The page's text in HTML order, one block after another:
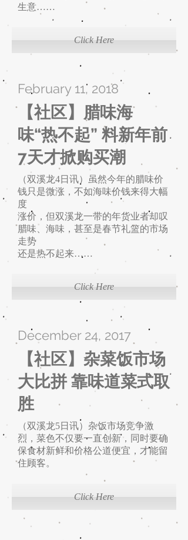
生意……
Click Here
February 11, 2018
【社区】腊味海
味“热不起” 料新年前
7天才掀购买潮
（双溪龙4日讯）虽然今年的腊味价
钱只是微涨，不如海味价钱来得大幅
度
涨价，但双溪龙一带的年货业者却叹
腊味、海味，甚至是春节礼篮的市场
走势
还是热不起来……
Click Here
December 24, 2017
【社区】杂菜饭市场
大比拼 靠味道菜式取
胜
（双溪龙5日讯）杂饭市场竞争激
烈，菜色不仅要一直创新，同时要确
保食材新鲜和价格公道便宜，才能留
住顾客。
Click Here